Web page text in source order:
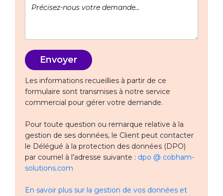
Les informations recueillies à partir de ce
formulaire sont transmises à notre service
commercial pour gérer votre demande.
Pour toute question ou remarque relative à la
gestion de ses données, le Client peut contacter
le Délégué à la protection des données (DPO)
par courriel à l’adresse suivante : dpo @ cobham-
solutions.com
En savoir plus sur la gestion de vos données et